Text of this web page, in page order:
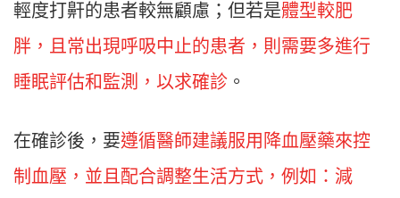
輕度打鼾的患者較無顧慮；但若是體型較肥
胖，且常出現呼吸中止的患者，則需要多進行
睡眠評估和監測，以求確診 。
在確診後，要遵循醫師建議服用降血壓藥來控
制血壓，並且配合調整生活方式，例如：減